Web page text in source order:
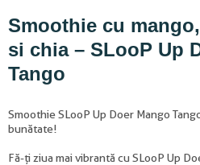
Smoothie cu
si chia – SLooP Up
Tango
Smoothie SLooP Up Doer Mango
bunătate!
Fă-ți ziua mai vibrantă cu SLooP Up